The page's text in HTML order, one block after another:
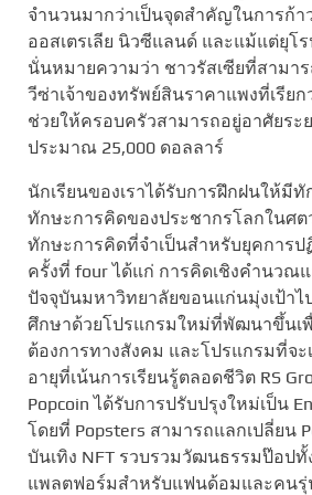
จำนวนมากว่าเป็นจุดสำคัญในการก้า
ออสเตรเลีย นิวซีแลนด์ และแม้แต่ยุโ
นั่นหมายความว่า ชาวรัสเซียที่สามา
วีซ่าเจ้าของทรัพย์สินราคาแพงที่เรียก
ช่วยให้ครอบครัวสามารถอยู่อาศัยระ
ประมาณ 25,000 ดอลลาร์
นักเรียนของเราได้รับการฝึกฝนให้มีทั
ทักษะการคิดของประชากรโลกในศต
ทักษะการคิดที่จำเป็นสำหรับยุคการ
ครั้งที่ four ได้แก่ การคิดเชิงคำนวณ
ปัจจุบันมหาวิทยาลัยขอนแก่นมุ่งเป้าไ
ศึกษาด้วยโปรแกรมใหม่ที่พัฒนาขึ้นเ
ต้องการทางสังคม และโปรแกรมที่จ
อายุที่เน้นการเรียนรู้ตลอดชีวิต RS
Popcoin ได้รับการปรับปรุงใหม่เป็น
โดยที่ Popsters สามารถแลกเปลี่ยน
บันเทิง NFT รวบรวมวัฒนธรรมป๊อป
แพลตฟอร์มสำหรับแฟนด้อมและคนรุ่